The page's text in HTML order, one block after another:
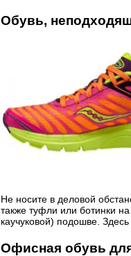
Обувь,
Не носите в деловой
также туфли или ботинки
каучуковой) подошве.
Офисная обувь